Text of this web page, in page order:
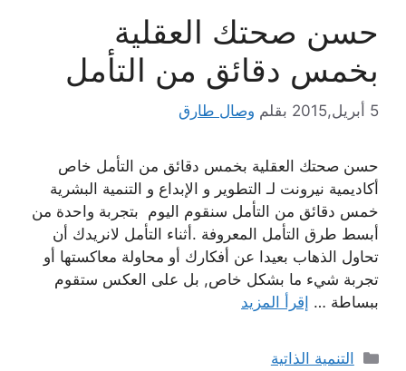
حسن صحتك العقلية
بخمس دقائق من التأمل
5 أبريل,2015 بقلم وصال طارق
حسن صحتك العقلية بخمس دقائق من التأمل خاص
أكاديمية نيرونت لـ التطوير و الإبداع و التنمية البشرية
خمس دقائق من التأمل سنقوم اليوم بتجربة واحدة من
أبسط طرق التأمل المعروفة .أثناء التأمل لانريدك أن
تحاول الذهاب بعيدا عن أفكارك أو محاولة معاكستها أو
تجربة شيء ما بشكل خاص, بل على العكس ستقوم
ببساطة … إقرأ المزيد
التصنيفات
التنمية الذاتية